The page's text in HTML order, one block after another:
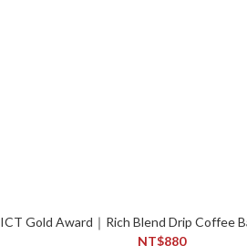
ICT Gold Award｜Rich Blend Drip Coffee
NT$880